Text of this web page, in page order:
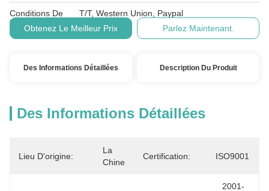
Conditions De
Paiement:
T/T, Western Union, Paypal
Obtenez Le Meilleur Prix
Parlez Maintenant.
Des Informations Détaillées Description Du Produit
Des Informations Détaillées
Lieu D'origine:
La
Chine
Certification: ISO9001
2001-